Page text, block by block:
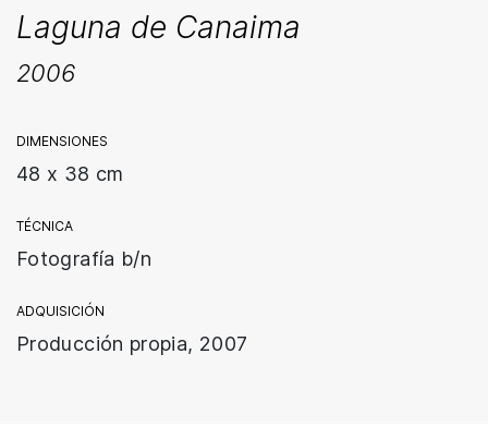
Laguna de Canaima
2006
DIMENSIONES
48 x 38 cm
TÉCNICA
Fotografía b/n
ADQUISICIÓN
Producción propia, 2007